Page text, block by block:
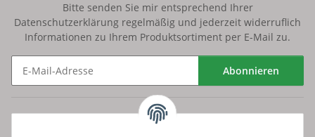
Bitte senden Sie mir entsprechend Ihrer
Datenschutzerklärung regelmäßig und jederzeit widerruflich
Informationen zu Ihrem Produktsortiment per E-Mail zu.
Abonnieren